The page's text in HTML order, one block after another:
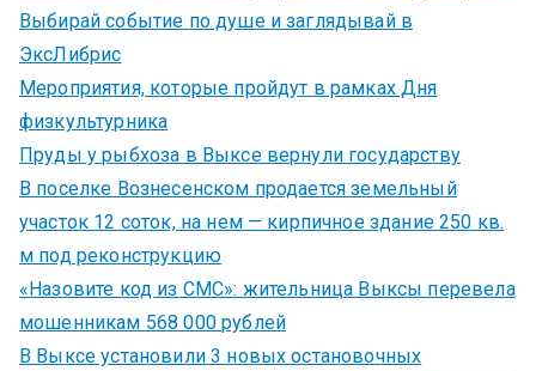
Выбирай событие по душе и заглядывай в
ЭксЛибрис
Мероприятия, которые пройдут в рамках Дня
физкультурника
Пруды у рыбхоза в Выксе вернули государству
В поселке Вознесенском продается земельный
участок 12 соток, на нем — кирпичное здание 250 кв.
м под реконструкцию
«Назовите код из СМС»: жительница Выксы перевела
мошенникам 568 000 рублей
В Выксе установили 3 новых остановочных